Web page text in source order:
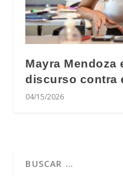
Mayra Mendoza
discurso contra
04/15/2026